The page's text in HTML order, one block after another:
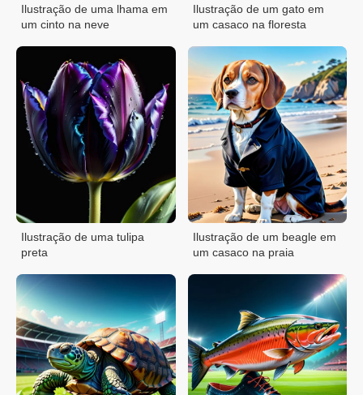
Ilustração de uma lhama em
um cinto na neve
Ilustração de um gato em
um casaco na floresta
Ilustração de uma tulipa
preta
Ilustração de um beagle em
um casaco na praia